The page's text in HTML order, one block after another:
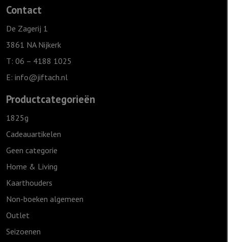
Contact
De Zagerij 1
3861 NA Nijkerk
T: 06 – 4188 1025
E: info@jiftach.nl
Productcategorieën
1825g
Cadeauartikelen
Geen categorie
Home & Living
Kaarthouders
Non-boeken algemeen
Outlet
Seizoenen